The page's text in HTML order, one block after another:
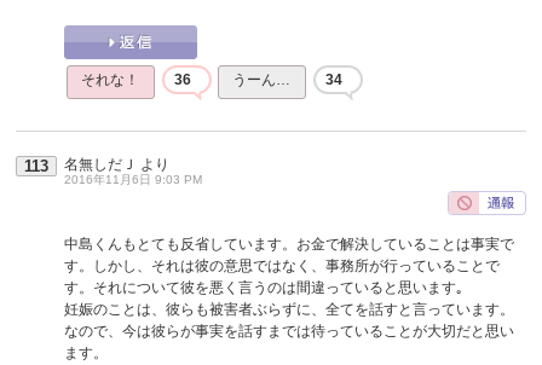
それな！ 36 うーん… 34
113 名無しだＪ より
2016年11月6日 9:03 PM
中島くんもとても反省しています。お金で解決していることは事実で
す。しかし、それは彼の意思ではなく、事務所が行っていることで
す。それについて彼を悪く言うのは間違っていると思います｡
妊娠のことは、彼らも被害者ぶらずに、全てを話すと言っています。
なので、今は彼らが事実を話すまでは待っていることが大切だと思い
ます。